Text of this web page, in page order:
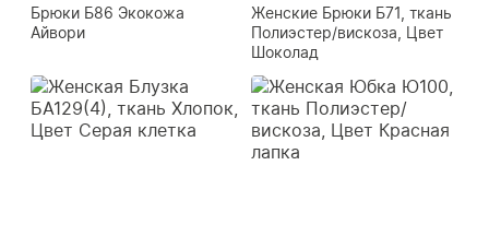
Брюки Б86 Экокожа
Айвори
Женские Брюки Б71, ткань
Полиэстер/вискоза, Цвет
Шоколад